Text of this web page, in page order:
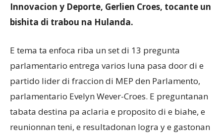
Innovacion y Deporte, Gerlien Croes, tocante un
bishita di trabou na Hulanda.
E tema ta enfoca riba un set di 13 pregunta
parlamentario entrega varios luna pasa door di e
partido lider di fraccion di MEP den Parlamento,
parlamentario Evelyn Wever-Croes. E preguntanan
tabata destina pa aclaria e proposito di e biahe, e
reunionnan teni, e resultadonan logra y e gastonan